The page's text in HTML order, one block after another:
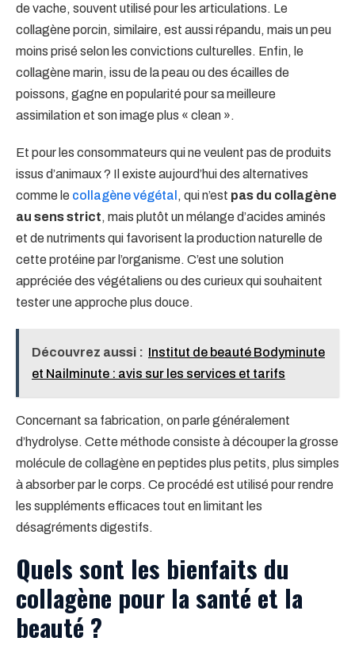
de vache, souvent utilisé pour les articulations. Le
collagène porcin, similaire, est aussi répandu, mais un peu
moins prisé selon les convictions culturelles. Enfin, le
collagène marin, issu de la peau ou des écailles de
poissons, gagne en popularité pour sa meilleure
assimilation et son image plus « clean ».
Et pour les consommateurs qui ne veulent pas de produits
issus d’animaux ? Il existe aujourd’hui des alternatives
comme le collagène végétal , qui n’est pas du collagène
au sens strict, mais plutôt un mélange d’acides aminés
et de nutriments qui favorisent la production naturelle de
cette protéine par l’organisme. C’est une solution
appréciée des végétaliens ou des curieux qui souhaitent
tester une approche plus douce.
Découvrez aussi : Institut de beauté Bodyminute
et Nailminute : avis sur les services et tarifs
Concernant sa fabrication, on parle généralement
d’hydrolyse. Cette méthode consiste à découper la grosse
molécule de collagène en peptides plus petits, plus simples
à absorber par le corps. Ce procédé est utilisé pour rendre
les suppléments efficaces tout en limitant les
désagréments digestifs.
Quels sont les bienfaits du
collagène pour la santé et la
beauté ?